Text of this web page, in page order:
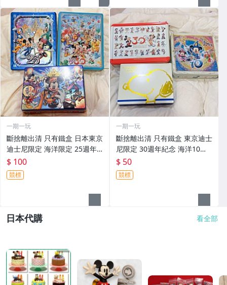
一期一玩
斷捨離出清 只有鐵盒 日本東京
迪士尼限定 海洋限定 25週年 3
0週年紀念餅乾鐵盒 夏季祭典
限定鐵盒 夏祭
$ 100
競標
一期一玩
斷捨離出清 只有鐵盒 東京迪士
尼限定 30週年紀念 海洋10週
年紀念 環球影城snoopy 史努
比 紀念鐵盒
$ 50
競標
日本代購 看全部